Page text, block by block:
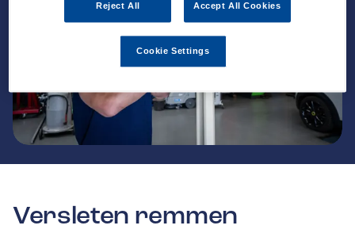
Versleten remmen
Reject All Accept All Cookies
Cookie Settings